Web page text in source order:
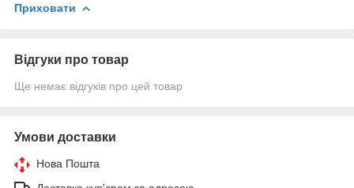
Приховати
Відгуки про товар
Ще немає відгуків про цей товар
Умови доставки
Нова Пошта